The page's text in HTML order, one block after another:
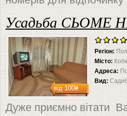
Усадьба СЬОМЕ
від100₴
Регіон:
Місто:
Адреса:
Вид:
Дуже приємно вітати